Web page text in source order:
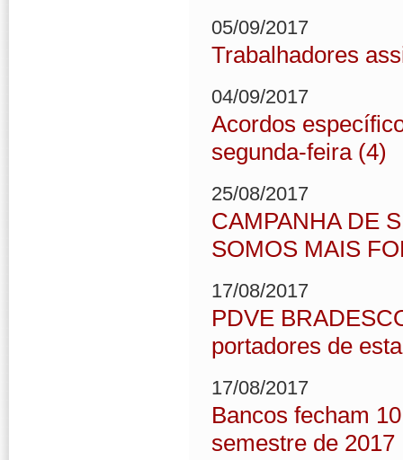
05/09/2017
Trabalhadores
04/09/2017
Acordos
segunda-feira (4)
25/08/2017
CAMPANHA DE
SOMOS MAIS
17/08/2017
PDVE
portadores de
17/08/2017
Bancos fecham
semestre de 2017